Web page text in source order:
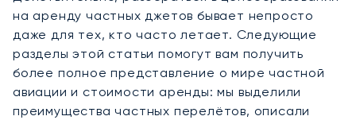
на аренду частных джетов бывает непросто
даже для тех, кто часто летает. Следующие
разделы этой статьи помогут вам получить
более полное представление о мире частной
авиации и стоимости аренды: мы выделили
преимущества частных перелётов, описали